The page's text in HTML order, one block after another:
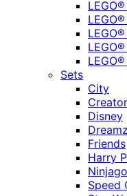
Sets
City
Creator
Disney
Friends
Harry
Ninjago
Speed